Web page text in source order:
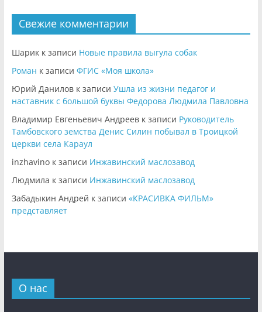
Свежие комментарии
Шарикк записи Новые правила выгула собак
Роман к записи ФГИС «Моя школа»
Юрий Даниловк записи Ушла из жизни педагог и
наставник с большой буквы Федорова Людмила Павловна
Владимир Евгеньевич Андреевк записи Руководитель
Тамбовского земства Денис Силин побывал в Троицкой
церкви села Караул
inzhavinoк записи Инжавинский маслозавод
Людмила к записи Инжавинский маслозавод
Забадыкин Андрей к записи «КРАСИВКА ФИЛЬМ»
представляет
О нас